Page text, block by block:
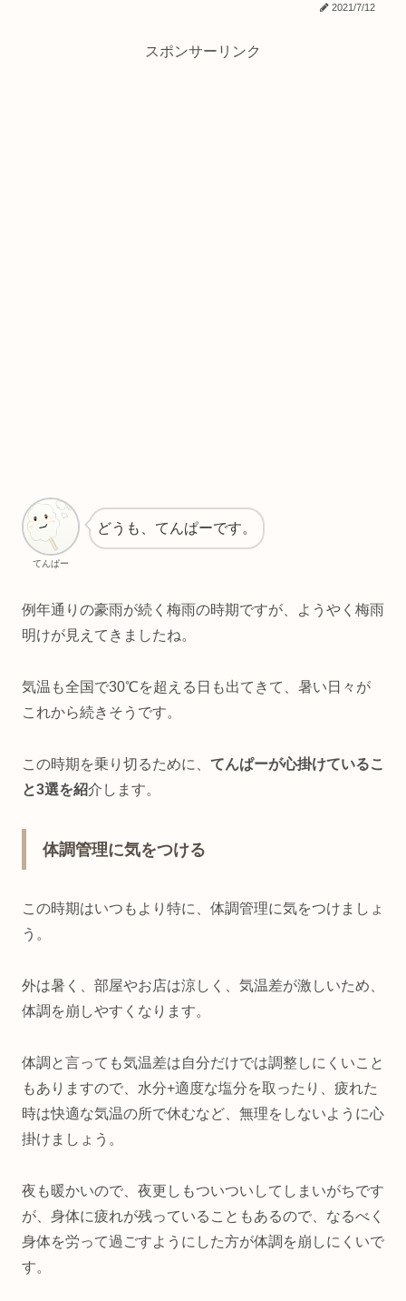
2021/7/12
スポンサーリンク
てんぱー
どうも、てんぱーです。
例年通りの豪雨が続く梅雨の時期ですが、ようやく梅雨
明けが見えてきましたね。
気温も全国で30℃を超える日も出てきて、暑い日々が
これから続きそうです。
この時期を乗り切るために、 てんぱーが心掛けているこ
と3選を紹介します。
体調管理に気をつける
この時期はいつもより特に、体調管理に気をつけましょ
う。
外は暑く、部屋やお店は涼しく、気温差が激しいため、
体調を崩しやすくなります。
体調と言っても気温差は自分だけでは調整しにくいこと
もありますので、水分+適度な塩分を取ったり、疲れた
時は快適な気温の所で休むなど、無理をしないように心
掛けましょう。
夜も暖かいので、夜更しもついついしてしまいがちです
が、身体に疲れが残っていることもあるので、なるべく
身体を労って過ごすようにした方が体調を崩しにくいで
す。